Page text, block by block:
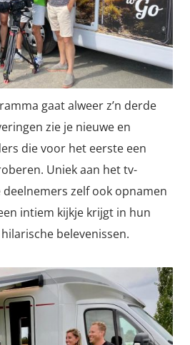
gaat alweer z’n derde
zie je nieuwe en
die voor het eerste een
Uniek aan het tv-
zelf ook opnamen
intiem kijkje krijgt in hun
belevenissen.